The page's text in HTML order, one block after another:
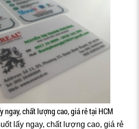
chất lượng cao, giá rẻ tại HCM
lấy ngay, chất lượng cao, giá rẻ